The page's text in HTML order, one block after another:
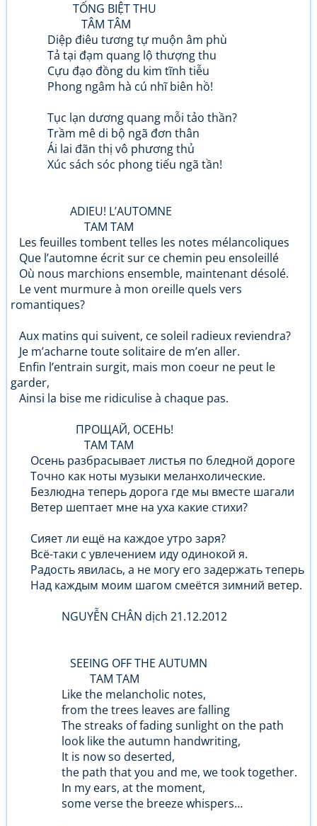
TỐNG BIỆT THU
TÂM TÂM
Diệp điêu tương tự muộn âm phù
Tả tại đạm quang lộ thượng thu
Cựu đạo đồng du kim tĩnh tiễu
Phong ngâm hà cú nhĩ biên hồ!
Tục lạn dương quang mỗi tảo thần?
Trầm mê di bộ ngã đơn thân
Ái lai đãn thị vô phương thủ
Xúc sách sóc phong tiếu ngã tần!
ADIEU! L’AUTOMNE
TAM TAM
Les feuilles tombent telles les notes mélancoliques
Que l’automne écrit sur ce chemin peu ensoleillé
Où nous marchions ensemble, maintenant désolé.
Le vent murmure à mon oreille quels vers
romantiques?
Aux matins qui suivent, ce soleil radieux reviendra?
Je m’acharne toute solitaire de m’en aller.
Enfin l’entrain surgit, mais mon coeur ne peut le
garder,
Ainsi la bise me ridiculise à chaque pas.
ПРОЩАЙ, ОСЕНЬ!
ТАМ ТАМ
Осень разбрасывает листья по бледной дороге
Точно как ноты музыки меланхолические.
Безлюдна теперь дорога где мы вместе шагали
Ветер шептает мне на уха какие стихи?
Сияет ли ещё на каждое утро заря?
Всё-таки с увлечением иду одинокой я.
Радость явилась, а не могу его задержать теперь
Над каждым моим шагом смеётся зимний ветер.
NGUYỄN CHÂN dịch 21.12.2012
SEEING OFF THE AUTUMN
TAM TAM
Like the melancholic notes,
from the trees leaves are falling
The streaks of fading sunlight on the path
look like the autumn handwriting,
It is now so deserted,
the path that you and me, we took together.
In my ears, at the moment,
some verse the breeze whispers…